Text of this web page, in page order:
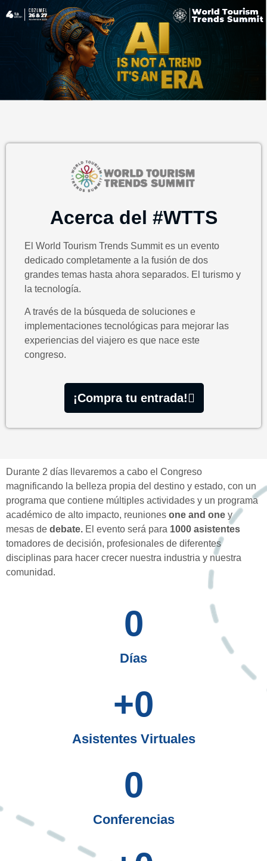
Acerca del #WTTS
El World Tourism Trends Summit es un evento
dedicado completamente a la fusión de dos
grandes temas hasta ahora separados. El turismo y
la tecnología.
A través de la búsqueda de soluciones e
implementaciones tecnológicas para mejorar las
experiencias del viajero es que nace este
congreso.
¡Compra tu entrada!
Durante 2 días llevaremos a cabo el Congreso
magnificando la belleza propia del destino y estado, con un
programa que contiene múltiples actividades y un programa
académico de alto impacto, reuniones one and one y
mesas de debate. El evento será para 1000 asistentes
tomadores de decisión, profesionales de diferentes
disciplinas para hacer crecer nuestra industria y nuestra
comunidad.
Días
0
Asistentes Virtuales
+0
Conferencias
0